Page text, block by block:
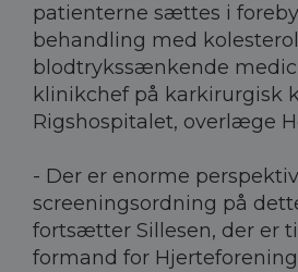
patienterne sættes i
behandling med
blodtrykssænkende
klinikchef på karkirurgisk
Rigshospitalet, overlæge
- Der er enorme
screeningsordning på
fortsætter Sillesen, der er
formand for